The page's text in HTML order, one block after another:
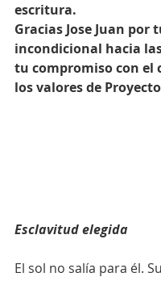
escritura.
Gracias Jose Juan por
incondicional hacia
tu compromiso con el
los valores de
Esclavitud elegida
El sol no salía para él.